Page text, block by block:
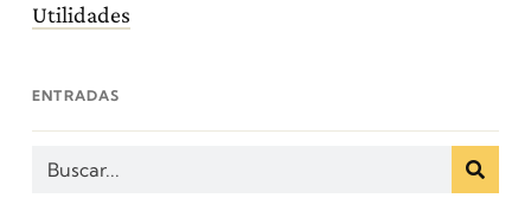
Utilidades
ENTRADAS